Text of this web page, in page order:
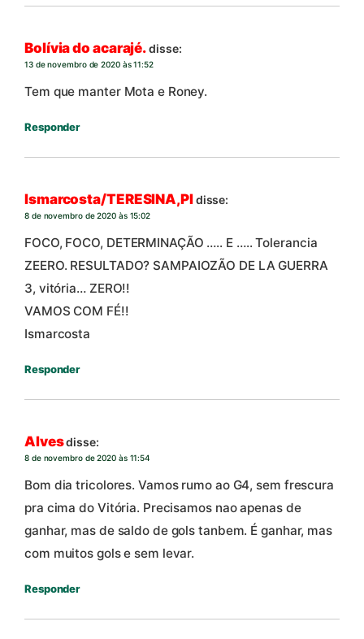
Bolívia do acarajé.disse:
13 de novembro de 2020 às 11:52
Tem que manter Mota e Roney.
Responder
Ismarcosta/TERESINA,PIdisse:
8 de novembro de 2020 às 15:02
FOCO, FOCO, DETERMINAÇÃO ….. E ….. Tolerancia
ZEERO. RESULTADO? SAMPAIOZÃO DE LA GUERRA
3, vitória… ZERO!!
VAMOS COM FÉ!!
Ismarcosta
Responder
Alvesdisse:
8 de novembro de 2020 às 11:54
Bom dia tricolores. Vamos rumo ao G4, sem frescura
pra cima do Vitória. Precisamos nao apenas de
ganhar, mas de saldo de gols tanbem. É ganhar, mas
com muitos gols e sem levar.
Responder